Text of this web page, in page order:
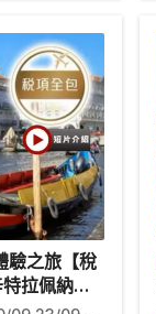
驗之旅【稅
拉佩納宮/